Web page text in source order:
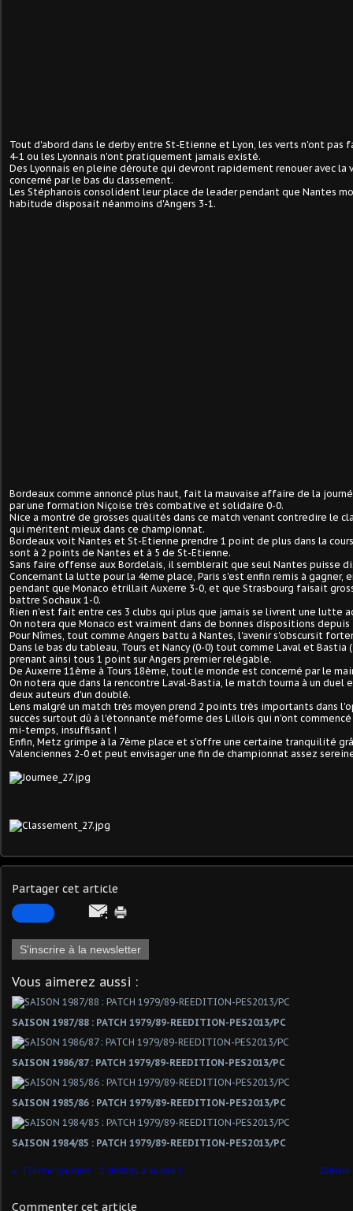
Tout d'abord dans le derby entre St-Etienne et Lyon, les verts n'ont
4-1 ou les Lyonnais n'ont pratiquement jamais existé.
Des Lyonnais en pleine déroute qui devront rapidement renouer avec la
concerné par le bas du classement.
Les Stéphanois consolident leur place de leader pendant que Nantes
habitude disposait néanmoins d'Angers 3-1.
Bordeaux comme annoncé plus haut, fait la mauvaise affaire de la
par une formation Niçoise très combative et solidaire 0-0.
Nice a montré de grosses qualités dans ce match venant contredire le
qui méritent mieux dans ce championnat.
Bordeaux voit Nantes et St-Etienne prendre 1 point de plus dans la
sont à 2 points de Nantes et à 5 de St-Etienne.
Sans faire offense aux Bordelais, il semblerait que seul Nantes puisse
Concernant la lutte pour la 4ème place, Paris s'est enfin remis à gagner,
pendant que Monaco étrillait Auxerre 3-0, et que Strasbourg faisait
battre Sochaux 1-0.
Rien n'est fait entre ces 3 clubs qui plus que jamais se livrent une lutte
On notera que Monaco est vraiment dans de bonnes dispositions depuis
Pour Nîmes, tout comme Angers battu à Nantes, l'avenir s'obscursit
Dans le bas du tableau, Tours et Nancy (0-0) tout comme Laval et Bastia
prenant ainsi tous 1 point sur Angers premier relégable.
De Auxerre 11ème à Tours 18ème, tout le monde est concerné par le
On notera que dans la rencontre Laval-Bastia, le match tourna à un duel
deux auteurs d'un doublé.
Lens malgré un match très moyen prend 2 points très importants dans
succès surtout dû à l'étonnante méforme des Lillois qui n'ont
mi-temps, insuffisant !
Enfin, Metz grimpe à la 7ème place et s'offre une certaine tranquilité
Valenciennes 2-0 et peut envisager une fin de championnat assez
Partager cet article
S'inscrire à la newsletter
Vous aimerez aussi :
SAISON 1987/88 : PATCH 1979/89-REEDITION-PES2013/PC
SAISON 1986/87 : PATCH 1979/89-REEDITION-PES2013/PC
SAISON 1985/86 : PATCH 1979/89-REEDITION-PES2013/PC
SAISON 1984/85 : PATCH 1979/89-REEDITION-PES2013/PC
27ème journée : 2 derbys à suivre ! 28ème
Commenter cet article